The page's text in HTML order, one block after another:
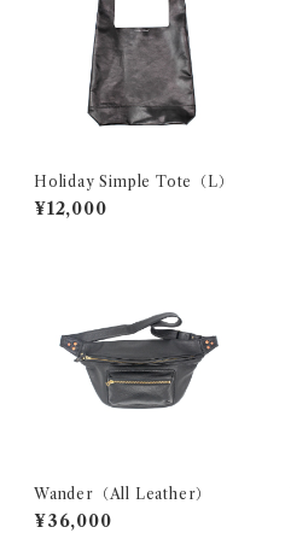
Holiday Simple Tote（L）
¥12,000
Wander（All Leather）
¥36,000